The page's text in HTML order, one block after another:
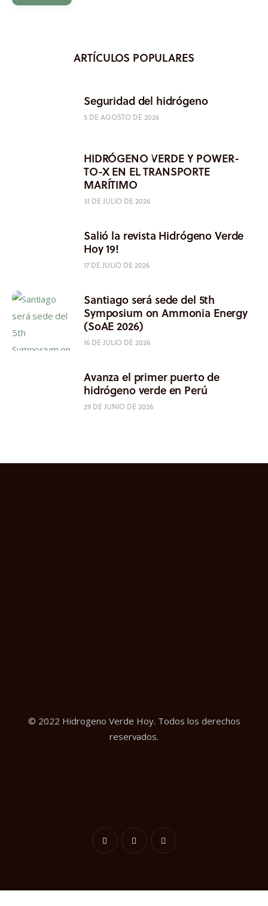
ARTÍCULOS POPULARES
Seguridad del hidrógeno
5 DE AGOSTO DE 2026
HIDRÓGENO VERDE Y POWER-
TO-X EN EL TRANSPORTE
MARÍTIMO
31 DE JULIO DE 2026
Salió la revista Hidrógeno Verde
Hoy 19!
17 DE JULIO DE 2026
Santiago será sede del 5th
Symposium on Ammonia Energy
(SoAE 2026)
16 DE JULIO DE 2026
Avanza el primer puerto de
hidrógeno verde en Perú
29 DE JUNIO DE 2026
© 2022 Hidrogeno Verde Hoy. Todos los derechos
reservados.